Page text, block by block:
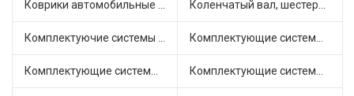
Коврики автомобильные (6) Коленчатый вал, шестерни коленчатого вала (4)
Комплектуючие системы стеклоочистителя (1) Комплектующие системы выпуска отработавших газов (8)
Комплектующие системы отопления (2) Комплектующие системы питания (9)